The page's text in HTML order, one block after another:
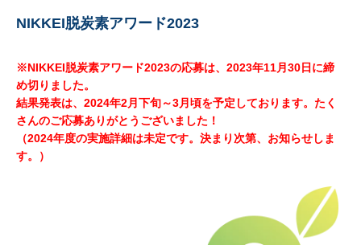
NIKKEI脱炭素アワード2023
※NIKKEI脱炭素アワード2023の応募は、2023年11月30日に締
め切りました。
結果発表は、2024年2月下旬～3月頃を予定しております。たく
さんのご応募ありがとうございました！
（2024年度の実施詳細は未定です。決まり次第、お知らせしま
す。）